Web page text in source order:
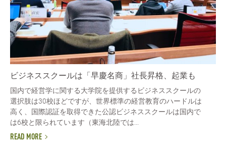
ビジネススクールは「早慶名商」社長昇格、起業も
国内で経営学に関する大学院を提供するビジネススクールの
選択肢は30校ほどですが、世界標準の経営教育のハードルは
高く、国際認証を取得できた公認ビジネススクールは国内で
は6校と限られています（東海北陸では...
READ MORE